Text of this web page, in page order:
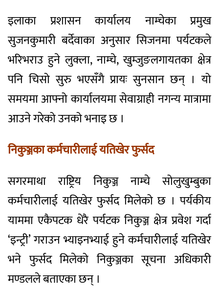
इलाका प्रशासन कार्यालय नाम्चेका प्रमुख
सुजनकुमारी बर्देवाका अनुसार सिजनमा पर्यटकले
भरिभराउ हुने लुक्ला, नाम्चे, खुम्जुङलगायतका क्षेत्र
पनि चिसो सुरु भएसँगै प्रायः सुनसान छन् । यो
समयमा आफ्नो कार्यालयमा सेवाग्राही नगन्य मात्रामा
आउने गरेको उनको भनाइ छ ।
निकुञ्जका कर्मचारीलाई यतिखेर फुर्सद
सगरमाथा राष्ट्रिय निकुञ्ज नाम्चे सोलुखुम्बुका
कर्मचारीलाई यतिखेर फुर्सद मिलेको छ । पर्यकीय
याममा एकैपटक धेरै पर्यटक निकुञ्ज क्षेत्र प्रवेश गर्दा
‘इन्ट्री’ गराउन भ्याइनभ्याई हुने कर्मचारीलाई यतिखेर
भने फुर्सद मिलेको निकुञ्जका सूचना अधिकारी
मण्डलले बताएका छन् ।